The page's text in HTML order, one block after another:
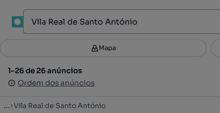
Filtros 2
1-26 de 26 anúncios
Ordem dos anúncios
Mapa
1-26 de 26 anúncios
Ordem dos anúncios
... Vila Real de Santo António